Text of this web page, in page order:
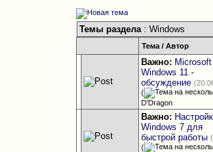
Темы раздела: Windows
Тема /Автор
Важно: Microsoft
Windows 11 -
обсуждение
(
D'Dragon
Важно:
Windows 7 для
быстрой работы
(